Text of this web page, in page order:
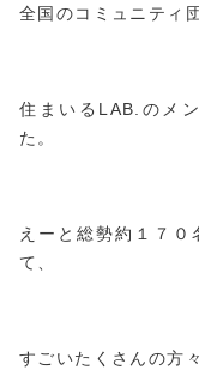
全国のコミュニティ
住まいるLAB.のメ
た。
えーと総勢約１７
て、
すごいたくさんの方